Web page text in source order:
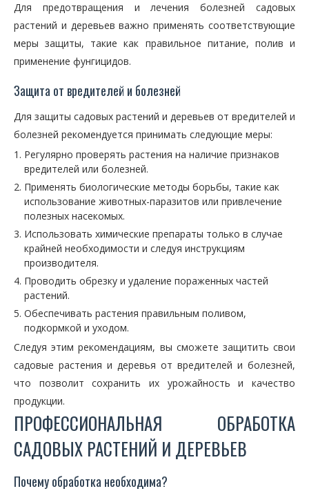
Для предотвращения и лечения болезней садовых
растений и деревьев важно применять соответствующие
меры защиты, такие как правильное питание, полив и
применение фунгицидов.
Защита от вредителей и болезней
Для защиты садовых растений и деревьев от вредителей и
болезней рекомендуется принимать следующие меры:
Регулярно проверять растения на наличие признаков
вредителей или болезней.
Применять биологические методы борьбы, такие как
использование животных-паразитов или привлечение
полезных насекомых.
Использовать химические препараты только в случае
крайней необходимости и следуя инструкциям
производителя.
Проводить обрезку и удаление пораженных частей
растений.
Обеспечивать растения правильным поливом,
подкормкой и уходом.
Следуя этим рекомендациям, вы сможете защитить свои
садовые растения и деревья от вредителей и болезней,
что позволит сохранить их урожайность и качество
продукции.
ПРОФЕССИОНАЛЬНАЯ ОБРАБОТКА
САДОВЫХ РАСТЕНИЙ И ДЕРЕВЬЕВ
Почему обработка необходима?